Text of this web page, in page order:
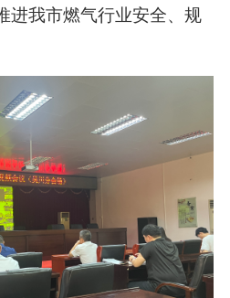
进我市燃气行业安全、规